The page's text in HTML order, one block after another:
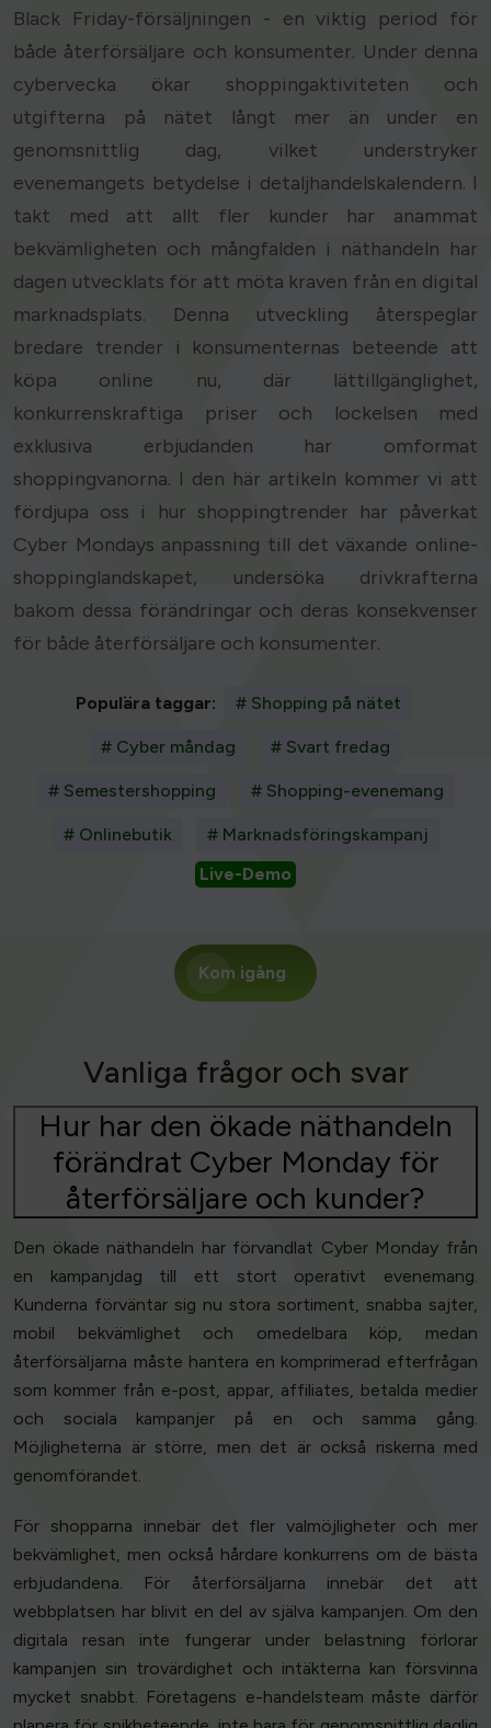
Black Friday-försäljningen - en viktig period för
både återförsäljare och konsumenter. Under denna
cybervecka ökar shoppingaktiviteten och
utgifterna på nätet långt mer än under en
genomsnittlig dag, vilket understryker
evenemangets betydelse i detaljhandelskalendern. I
takt med att allt fler kunder har anammat
bekvämligheten och mångfalden i näthandeln har
dagen utvecklats för att möta kraven från en digital
marknadsplats. Denna utveckling återspeglar
bredare trender i konsumenternas beteende att
köpa online nu, där lättillgänglighet,
konkurrenskraftiga priser och lockelsen med
exklusiva erbjudanden har omformat
shoppingvanorna. I den här artikeln kommer vi att
fördjupa oss i hur shoppingtrender har påverkat
Cyber Mondays anpassning till det växande online-
shoppinglandskapet, undersöka drivkrafterna
bakom dessa förändringar och deras konsekvenser
för både återförsäljare och konsumenter.
Populära taggar: # Shopping på nätet
# Cyber måndag # Svart fredag
# Semestershopping # Shopping-evenemang
# Onlinebutik
# Marknadsföringskampanj
Live-Demo
Kom igång
Vanliga frågor och svar
Hur har den ökade näthandeln
förändrat Cyber Monday för
återförsäljare och kunder?
Den ökade näthandeln har förvandlat Cyber Monday från
en kampanjdag till ett stort operativt evenemang.
Kunderna förväntar sig nu stora sortiment, snabba sajter,
mobil bekvämlighet och omedelbara köp, medan
återförsäljarna måste hantera en komprimerad efterfrågan
som kommer från e-post, appar, affiliates, betalda medier
och sociala kampanjer på en och samma gång.
Möjligheterna är större, men det är också riskerna med
genomförandet.
För shopparna innebär det fler valmöjligheter och mer
bekvämlighet, men också hårdare konkurrens om de bästa
erbjudandena. För återförsäljarna innebär det att
webbplatsen har blivit en del av själva kampanjen. Om den
digitala resan inte fungerar under belastning förlorar
kampanjen sin trovärdighet och intäkterna kan försvinna
mycket snabbt. Företagens e-handelsteam måste därför